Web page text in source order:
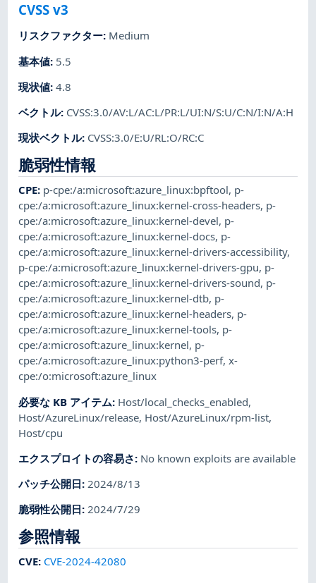
CVSS v3
リスクファクター: Medium
基本値: 5.5
現状値:4.8
ベクトル: CVSS:3.0/AV:L/AC:L/PR:L/UI:N/S:U/C:N/I:N/A:H
現状ベクトル: CVSS:3.0/E:U/RL:O/RC:C
脆弱性情報
CPE: p-cpe:/a:microsoft:azure_linux:bpftool, p-
cpe:/a:microsoft:azure_linux:kernel-cross-headers, p-
cpe:/a:microsoft:azure_linux:kernel-devel, p-
cpe:/a:microsoft:azure_linux:kernel-docs, p-
cpe:/a:microsoft:azure_linux:kernel-drivers-accessibility,
p-cpe:/a:microsoft:azure_linux:kernel-drivers-gpu, p-
cpe:/a:microsoft:azure_linux:kernel-drivers-sound, p-
cpe:/a:microsoft:azure_linux:kernel-dtb, p-
cpe:/a:microsoft:azure_linux:kernel-headers, p-
cpe:/a:microsoft:azure_linux:kernel-tools, p-
cpe:/a:microsoft:azure_linux:kernel, p-
cpe:/a:microsoft:azure_linux:python3-perf,x-
cpe:/o:microsoft:azure_linux
必要な KB アイテム: Host/local_checks_enabled,
Host/AzureLinux/release, Host/AzureLinux/rpm-list,
Host/cpu
エクスプロイトの容易さ: No known exploits are available
パッチ公開日:2024/8/13
脆弱性公開日:2024/7/29
参照情報
CVE: CVE-2024-42080